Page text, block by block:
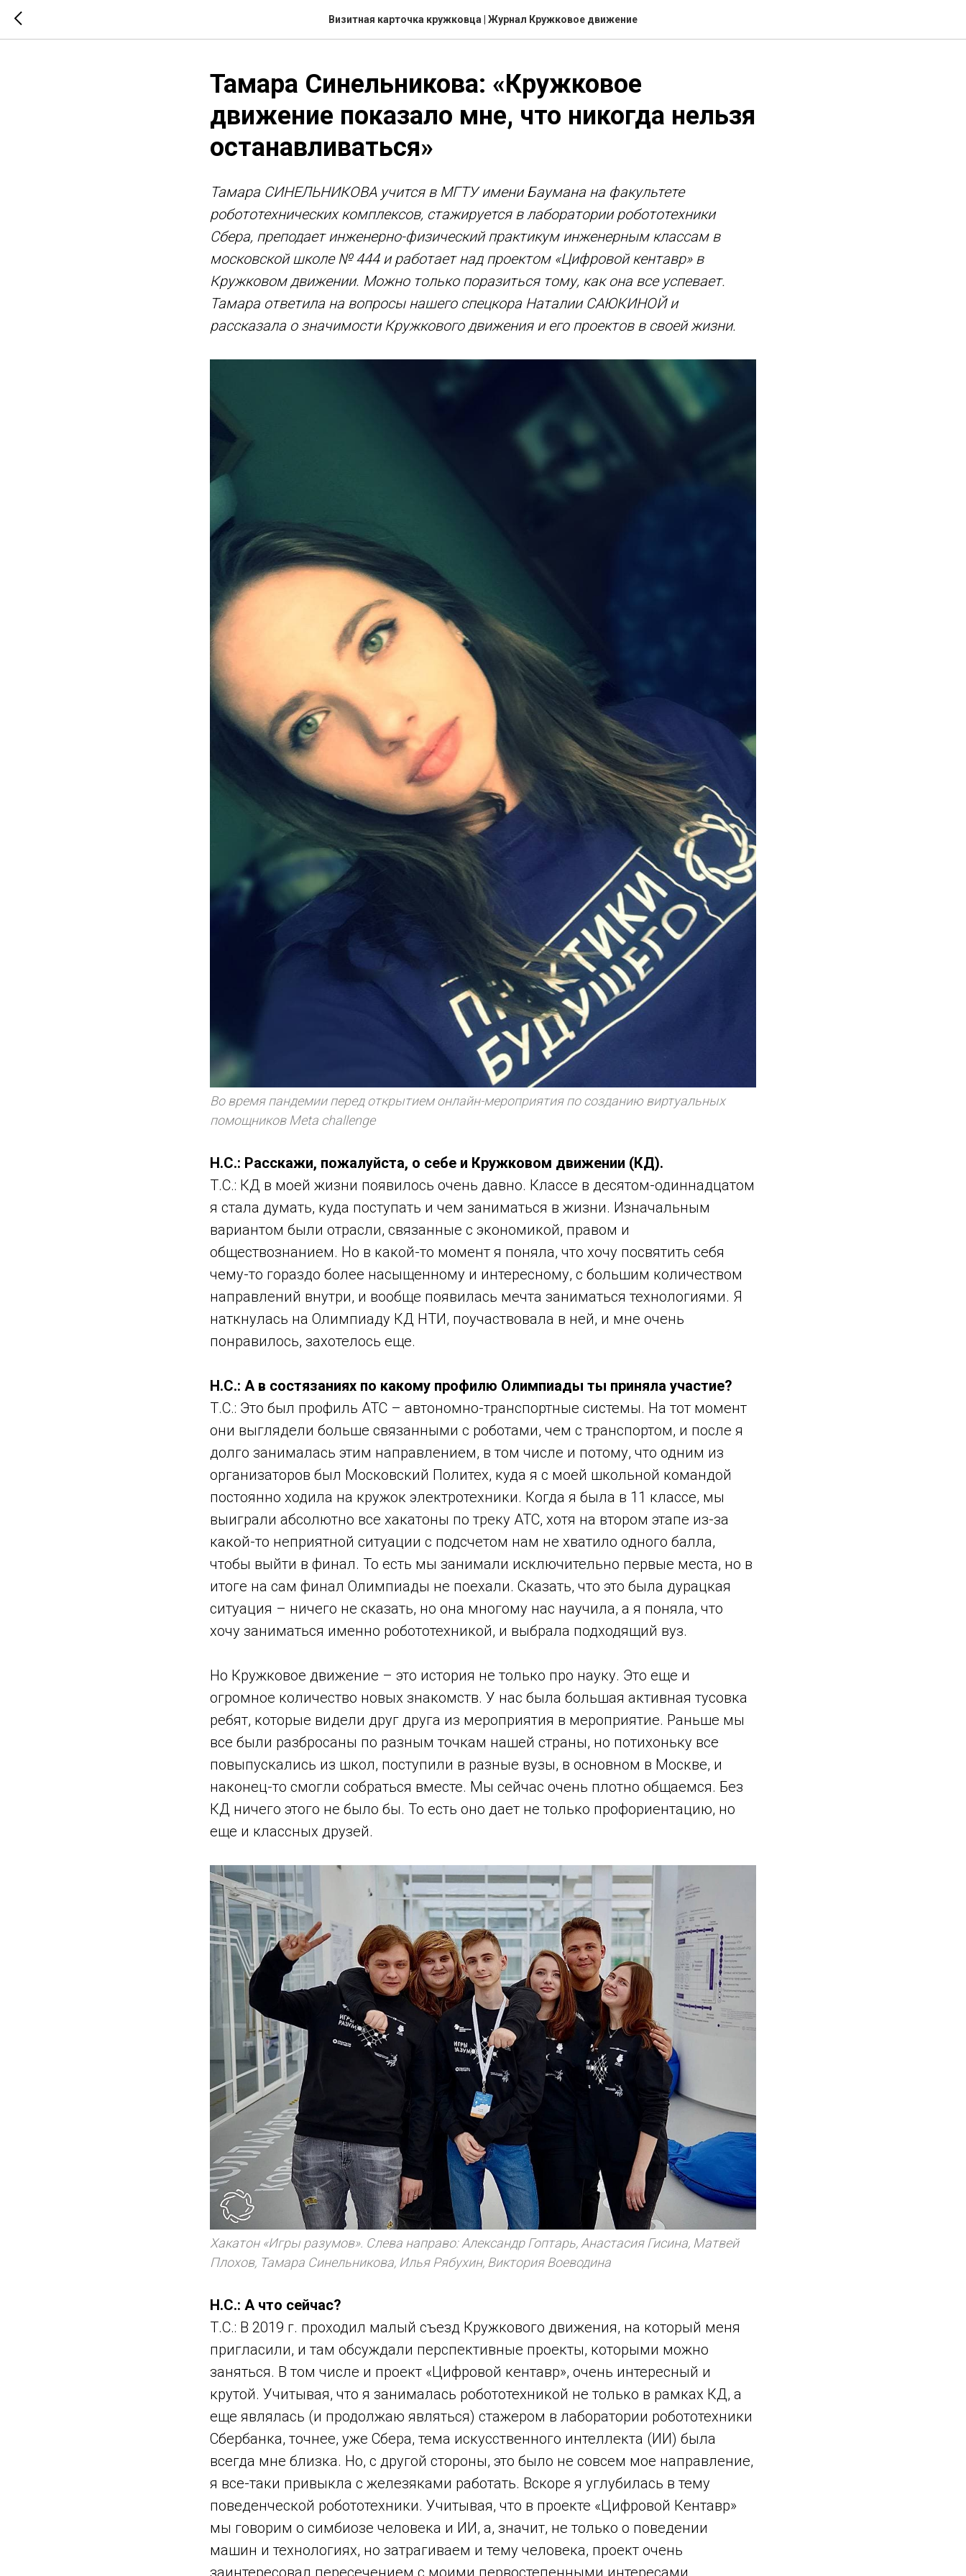
Визитная карточка кружковца | Журнал Кружковое движение
Тамара Синельникова: «Кружковое
движение показало мне, что никогда нельзя
останавливаться»
Тамара СИНЕЛЬНИКОВА учится в МГТУ имени Баумана на факультете
робототехнических комплексов, стажируется в лаборатории робототехники
Сбера, преподает инженерно-физический практикум инженерным классам в
московской школе № 444 и работает над проектом «Цифровой кентавр» в
Кружковом движении. Можно только поразиться тому, как она все успевает.
Тамара ответила на вопросы нашего спецкора Наталии САЮКИНОЙ и
рассказала о значимости Кружкового движения и его проектов в своей жизни.
Во время пандемии перед открытием онлайн-мероприятия по созданию виртуальных
помощников Meta challenge
Н.С.: Расскажи, пожалуйста, о себе и Кружковом движении (КД).
Т.С.: КД в моей жизни появилось очень давно. Классе в десятом-одиннадцатом
я стала думать, куда поступать и чем заниматься в жизни. Изначальным
вариантом были отрасли, связанные с экономикой, правом и
обществознанием. Но в какой-то момент я поняла, что хочу посвятить себя
чему-то гораздо более насыщенному и интересному, с большим количеством
направлений внутри, и вообще появилась мечта заниматься технологиями. Я
наткнулась на Олимпиаду КД НТИ, поучаствовала в ней, и мне очень
понравилось, захотелось еще.
Н.С.: А в состязаниях по какому профилю Олимпиады ты приняла участие?
Т.С.: Это был профиль АТС – автономно-транспортные системы. На тот момент
они выглядели больше связанными с роботами, чем с транспортом, и после я
долго занималась этим направлением, в том числе и потому, что одним из
организаторов был Московский Политех, куда я с моей школьной командой
постоянно ходила на кружок электротехники. Когда я была в 11 классе, мы
выиграли абсолютно все хакатоны по треку АТС, хотя на втором этапе из-за
какой-то неприятной ситуации с подсчетом нам не хватило одного балла,
чтобы выйти в финал. То есть мы занимали исключительно первые места, но в
итоге на сам финал Олимпиады не поехали. Сказать, что это была дурацкая
ситуация – ничего не сказать, но она многому нас научила, а я поняла, что
хочу заниматься именно робототехникой, и выбрала подходящий вуз.
Но Кружковое движение – это история не только про науку. Это еще и
огромное количество новых знакомств. У нас была большая активная тусовка
ребят, которые видели друг друга из мероприятия в мероприятие. Раньше мы
все были разбросаны по разным точкам нашей страны, но потихоньку все
повыпускались из школ, поступили в разные вузы, в основном в Москве, и
наконец-то смогли собраться вместе. Мы сейчас очень плотно общаемся. Без
КД ничего этого не было бы. То есть оно дает не только профориентацию, но
еще и классных друзей.
Хакатон «Игры разумов». Слева направо: Александр Гоптарь, Анастасия Гисина, Матвей
Плохов, Тамара Синельникова, Илья Рябухин, Виктория Воеводина
Н.С.: А что сейчас?
Т.С.: В 2019 г. проходил малый съезд Кружкового движения, на который меня
пригласили, и там обсуждали перспективные проекты, которыми можно
заняться. В том числе и проект «Цифровой кентавр», очень интересный и
крутой. Учитывая, что я занималась робототехникой не только в рамках КД, а
еще являлась (и продолжаю являться) стажером в лаборатории робототехники
Сбербанка, точнее, уже Сбера, тема искусственного интеллекта (ИИ) была
всегда мне близка. Но, с другой стороны, это было не совсем мое направление,
я все-таки привыкла с железяками работать. Вскоре я углубилась в тему
поведенческой робототехники. Учитывая, что в проекте «Цифровой Кентавр»
мы говорим о симбиозе человека и ИИ, а, значит, не только о поведении
машин и технологиях, но затрагиваем и тему человека, проект очень